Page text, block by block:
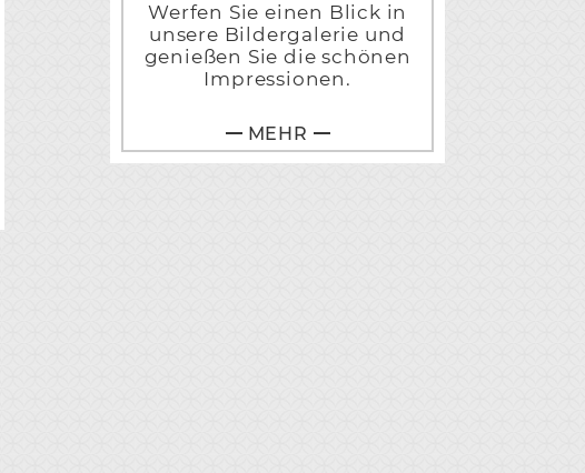
Werfen Sie einen Blick in
unsere Bildergalerie und
genießen Sie die schönen
Impressionen.
MEHR